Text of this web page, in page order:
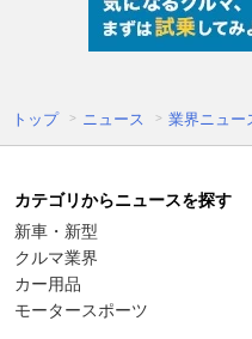
トップ ニュース 業界ニュー
カテゴリからニュースを探す
新車・新型
クルマ業界
カー用品
モータースポーツ